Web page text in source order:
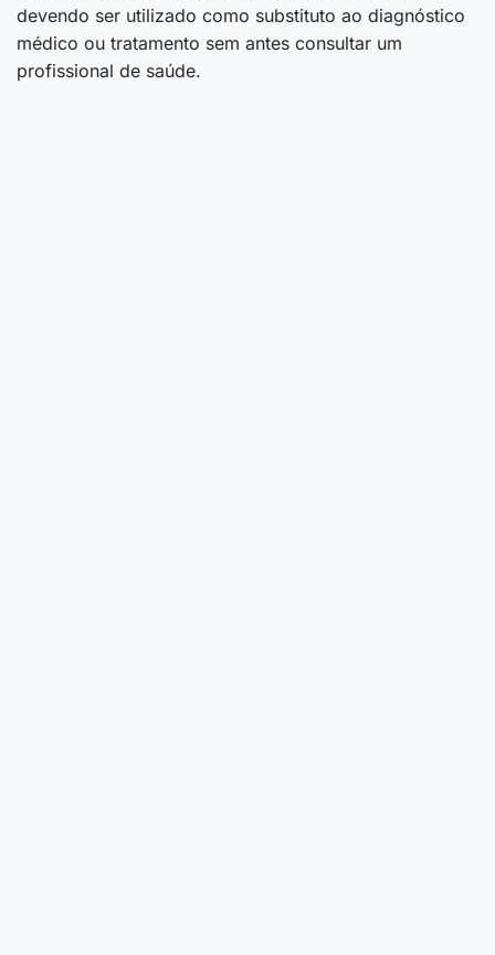
devendo ser utilizado como substituto ao diagnóstico
médico ou tratamento sem antes consultar um
profissional de saúde.